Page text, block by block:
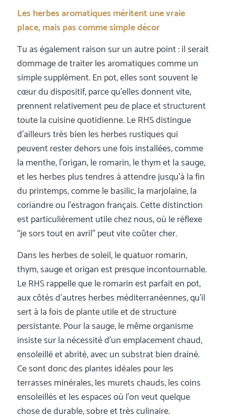
Les herbes aromatiques méritent une vraie
place, mais pas comme simple décor
Tu as également raison sur un autre point : il serait
dommage de traiter les aromatiques comme un
simple supplément. En pot, elles sont souvent le
cœur du dispositif, parce qu’elles donnent vite,
prennent relativement peu de place et structurent
toute la cuisine quotidienne. Le RHS distingue
d’ailleurs très bien les herbes rustiques qui
peuvent rester dehors une fois installées, comme
la menthe, l’origan, le romarin, le thym et la sauge,
et les herbes plus tendres à attendre jusqu’à la fin
du printemps, comme le basilic, la marjolaine, la
coriandre ou l’estragon français. Cette distinction
est particulièrement utile chez nous, où le réflexe
“je sors tout en avril” peut vite coûter cher.
Dans les herbes de soleil, le quatuor romarin,
thym, sauge et origan est presque incontournable.
Le RHS rappelle que le romarin est parfait en pot,
aux côtés d’autres herbes méditerranéennes, qu’il
sert à la fois de plante utile et de structure
persistante. Pour la sauge, le même organisme
insiste sur la nécessité d’un emplacement chaud,
ensoleillé et abrité, avec un substrat bien drainé.
Ce sont donc des plantes idéales pour les
terrasses minérales, les murets chauds, les coins
ensoleillés et les espaces où l’on veut quelque
chose de durable, sobre et très culinaire.